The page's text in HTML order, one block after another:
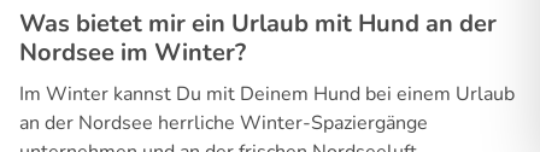
Was bietet mir ein Urlaub mit Hund an der
Nordsee im Winter?
Im Winter kannst Du mit Deinem Hund bei einem Urlaub
an der Nordsee herrliche Winter-Spaziergänge